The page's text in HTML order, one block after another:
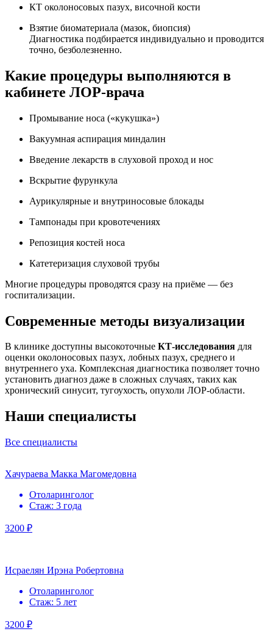
КТ околоносовых пазух, височной кости
Взятие биоматериала (мазок, биопсия)
Диагностика подбирается индивидуально и проводится
точно, безболезненно.
Какие процедуры выполняются в
кабинете ЛОР-врача
Промывание носа («кукушка»)
Вакуумная аспирация миндалин
Введение лекарств в слуховой проход и нос
Вскрытие фурункула
Аурикулярные и внутриносовые блокады
Тампонады при кровотечениях
Репозиция костей носа
Катетеризация слуховой трубы
Многие процедуры проводятся сразу на приёме — без
госпитализации.
Современные методы визуализации
В клинике доступны высокоточные КТ-исследования для
оценки околоносовых пазух, лобных пазух, среднего и
внутреннего уха. Комплексная диагностика позволяет точно
установить диагноз даже в сложных случаях, таких как
хронический синусит, тугоухость, опухоли ЛОР-области.
Наши специалисты
Все специалисты
Хачураева Макка Магомедовна
Отоларинголог
Стаж: 3 года
3200 ₽
Исраелян Ирэна Робертовна
Отоларинголог
Стаж: 5 лет
3200 ₽